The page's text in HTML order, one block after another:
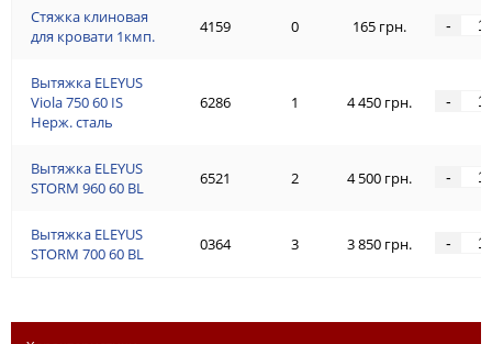
Стяжка клиновая
для кровати 1кмп.
Вытяжка ELEYUS
Viola 750 60 IS
Нерж. сталь
Вытяжка ELEYUS
STORM 960 60 BL
Вытяжка ELEYUS
STORM 700 60 BL
4159 0 165 грн. -
6286 1 4 450 грн. -
6521 2 4 500 грн. -
0364 3 3 850 грн. -